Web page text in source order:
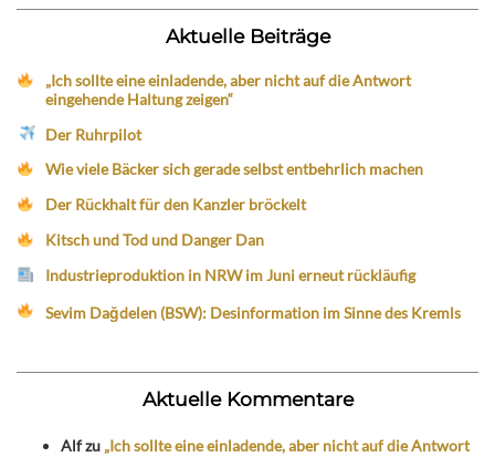
Aktuelle Beiträge
„Ich sollte eine einladende, aber nicht auf die Antwort
eingehende Haltung zeigen“
Der Ruhrpilot
Wie viele Bäcker sich gerade selbst entbehrlich machen
Der Rückhalt für den Kanzler bröckelt
Kitsch und Tod und Danger Dan
Industrieproduktion in NRW im Juni erneut rückläufig
Sevim Dağdelen (BSW): Desinformation im Sinne des Kremls
Aktuelle Kommentare
Alfzu „Ich sollte eine einladende, aber nicht auf die Antwort